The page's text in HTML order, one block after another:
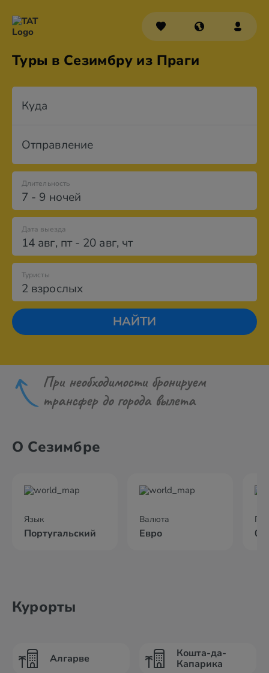
Туры в Сезимбру из Праги
Куда
Отправление
7 - 9 ночей
Длительность
Дата выезда
14 авг, пт- 20 авг, чт
2 взрослых
Туристы
НАЙТИ
При необходимости бронируем
трансфер до города вылета
О Сезимбре
Язык
Португальский
Валюта
Евро
Курорты
Алгарве
Кошта-да-
Капарика